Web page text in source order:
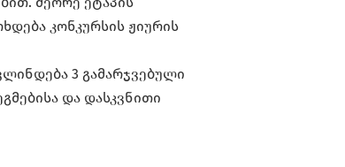
კონკურსის ჟიურის
3 გამარჯვებული
და დასკვნითი